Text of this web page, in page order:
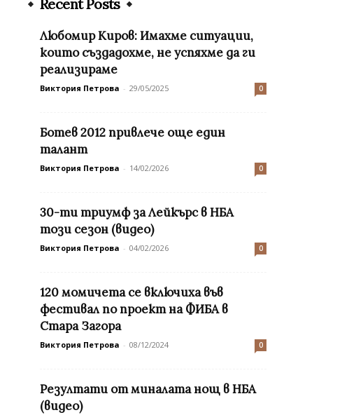
Recent Posts
Любомир Киров: Имахме ситуации,
които създадохме, не успяхме да ги
реализираме
Виктория Петрова - 29/05/2025 0
Ботев 2012 привлече още един
талант
Виктория Петрова - 14/02/2026 0
30-ти триумф за Лейкърс в НБА
този сезон (видео)
Виктория Петрова - 04/02/2026 0
120 момичета се включиха във
фестивал по проект на ФИБА в
Стара Загора
Виктория Петрова - 08/12/2024 0
Резултати от миналата нощ в НБА
(видео)